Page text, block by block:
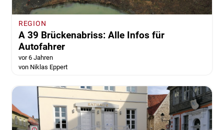
REGION
A 39 Brückenabriss: Alle Infos für
Autofahrer
vor 6 Jahren
von Niklas Eppert